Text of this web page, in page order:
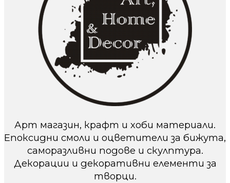
Арт магазин, крафт и хоби материали.
Епоксидни смоли и оцветители за бижута,
саморазливни подове и скулптура.
Декорации и декоративни елементи за
творци.